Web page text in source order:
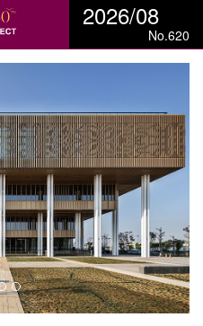
2026/08
No.620
x
t